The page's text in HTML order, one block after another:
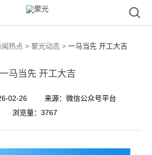
闻热点 > 聚光动态 > 一马当先 开工大吉
一马当先 开工大吉
02-26
来源：微信公众号平台
浏览量：3767